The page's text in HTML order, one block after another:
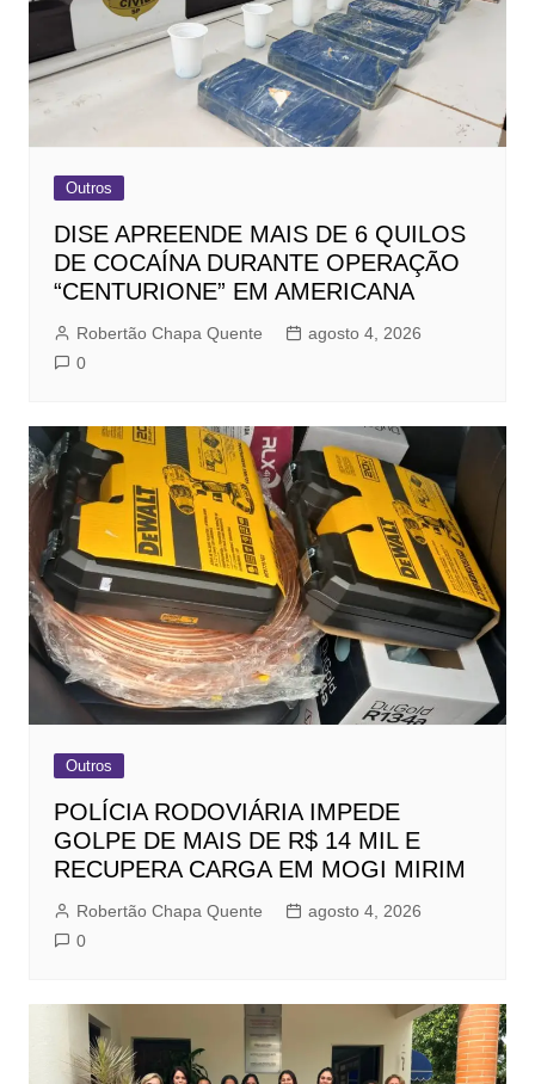
Outros
DISE APREENDE MAIS DE 6 QUILOS
DE COCAÍNA DURANTE OPERAÇÃO
“CENTURIONE” EM AMERICANA
Robertão Chapa Quente
agosto 4, 2026
0
Outros
POLÍCIA RODOVIÁRIA IMPEDE
GOLPE DE MAIS DE R$ 14 MIL E
RECUPERA CARGA EM MOGI MIRIM
Robertão Chapa Quente
agosto 4, 2026
0